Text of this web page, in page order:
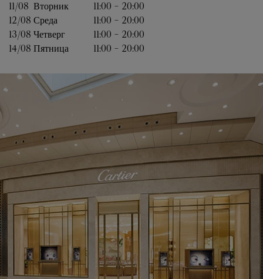
11/08 Вторник 11:00 - 20:00
12/08 Среда 11:00 - 20:00
13/08 Четверг 11:00 - 20:00
14/08 Пятница 11:00 - 20:00